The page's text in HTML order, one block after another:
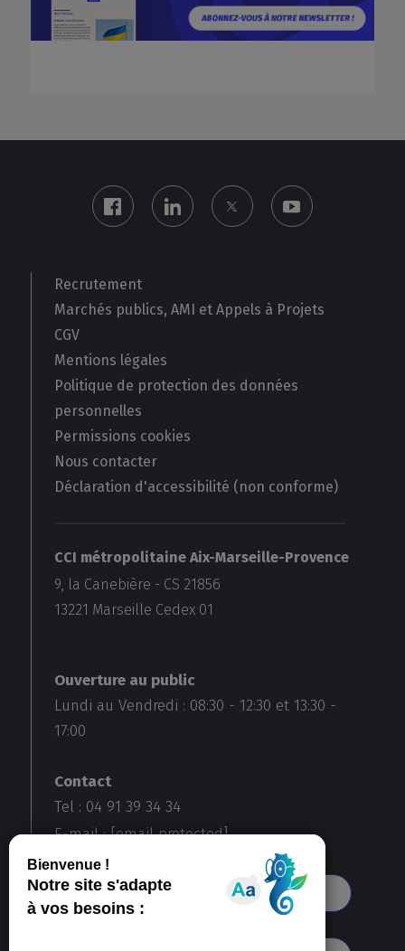
CCI métropolitaine Aix-Marseille-Provence
9, la Canebière - CS 21856
13221 Marseille Cedex 01
Ouverture au public
Lundi au Vendredi : 08:30 - 12:30 et 13:30 -
17:00
Contact
Tel : 04 91 39 34 34
E-mail :[email protected]
Voir toutes nos agences
Recrutement
Marchés publics, AMI et Appels à Projets
CGV
Mentions légales
Politique de protection des données
personnelles
Permissions cookies
Nous contacter
Déclaration d'accessibilité (non conforme)